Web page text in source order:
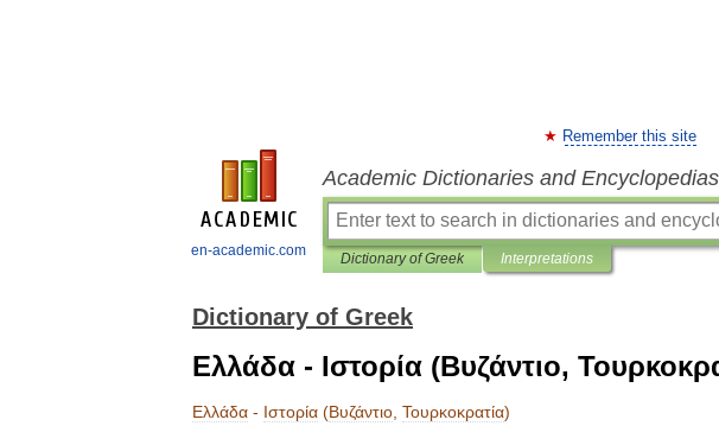
en-academic.com
Remember this site
Academic Dictionaries and Encyclopedias
Dictionary of Greek Interpretations
Dictionary of Greek
Ελλάδα - Ιστορία (Βυζάντιο,
Ελλάδα - Ιστορία (Βυζάντιο Τουρκοκρατία)